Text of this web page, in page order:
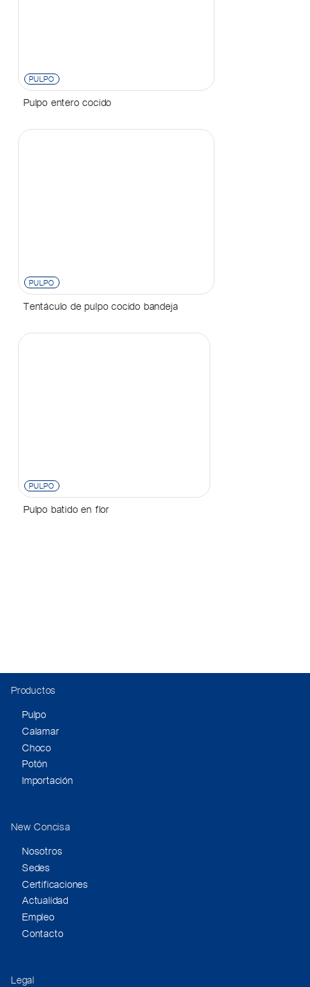
PULPO
Pulpo entero cocido
PULPO
Tentáculo de pulpo cocido bandeja
PULPO
Pulpo batido en flor
Productos
Pulpo
Calamar
Choco
Potón
Importación
New Concisa
Nosotros
Sedes
Certificaciones
Actualidad
Empleo
Contacto
Legal